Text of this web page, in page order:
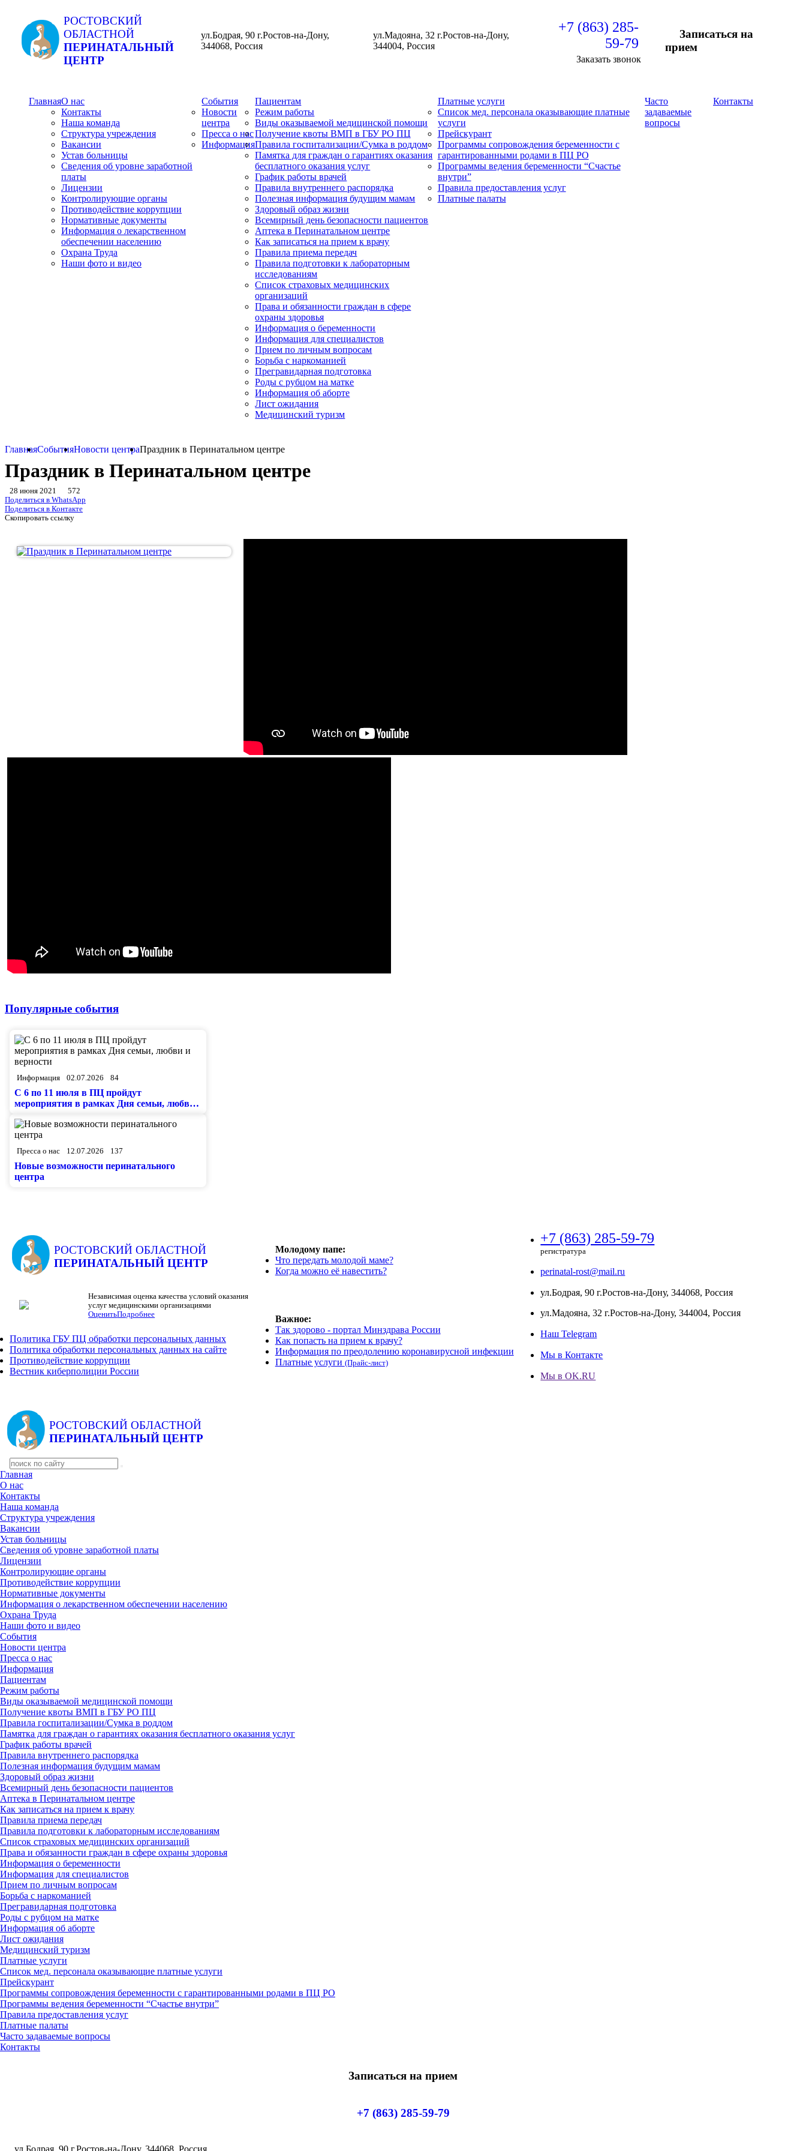
РОСТОВСКИЙ
ОБЛАСТНОЙ
ПЕРИНАТАЛЬНЫЙ
ЦЕНТР
ул.Бодрая, 90 г.Ростов-на-Дону,
344068, Россия
ул.Мадояна, 32 г.Ростов-на-Дону,
344004, Россия
+7 (863) 285-
59-79
Заказать звонок
Записаться на
прием
ГлавнаяО нас
Контакты
Наша команда
Структура учреждения
Вакансии
Устав больницы
Сведения об уровне заработной
платы
Лицензии
Контролирующие органы
Противодействие коррупции
Нормативные документы
Информация о лекарственном
обеспечении населению
Охрана Труда
Наши фото и видео
События
Новости
центра
Пресса о нас
Информация
Пациентам
Режим работы
Виды оказываемой медицинской помощи
Получение квоты ВМП в ГБУ РО ПЦ
Правила госпитализации/Сумка в роддом
Памятка для граждан о гарантиях оказания
бесплатного оказания услуг
График работы врачей
Правила внутреннего распорядка
Полезная информация будущим мамам
Здоровый образ жизни
Всемирный день безопасности пациентов
Аптека в Перинатальном центре
Как записаться на прием к врачу
Правила приема передач
Правила подготовки к лабораторным
исследованиям
Список страховых медицинских
организаций
Права и обязанности граждан в сфере
охраны здоровья
Информация о беременности
Информация для специалистов
Прием по личным вопросам
Борьба с наркоманией
Прегравидарная подготовка
Роды с рубцом на матке
Информация об аборте
Лист ожидания
Медицинский туризм
Платные услуги
Список мед. персонала оказывающие платные
услуги
Прейскурант
Программы сопровождения беременности с
гарантированными родами в ПЦ РО
Программы ведения беременности “Счастье
внутри”
Правила предоставления услуг
Платные палаты
Часто
задаваемые
вопросы
Контакты
ГлавнаяСобытияНовости центраПраздник в Перинатальном центре
Праздник в Перинатальном центре
28 июня 2021
572
Поделиться в WhatsApp
Поделиться в Контакте
Скопировать ссылку
Популярные события
Информация 02.07.2026 84
С 6 по 11 июля в ПЦ пройдут
мероприятия в рамках Дня семьи, любви
Пресса о нас 12.07.2026 137
Новые возможности перинатального
центра
РОСТОВСКИЙ ОБЛАСТНОЙ
ПЕРИНАТАЛЬНЫЙ ЦЕНТР
Независимая оценка качества условий оказания
услуг медицинскими организациями
ОценитьПодробнее
Политика ГБУ ПЦ обработки персональных данных
Политика обработки персональных данных на сайте
Противодействие коррупции
Вестник киберполиции России
Молодому папе:
Что передать молодой маме?
Когда можно её навестить?
Важное:
Так здорово - портал Минздрава России
Как попасть на прием к врачу?
Информация по преодолению коронавирусной инфекции
Платные услуги (Прайс-лист)
+7 (863) 285-59-79
регистратура
perinatal-rost@mail.ru
ул.Бодрая, 90 г.Ростов-на-Дону, 344068, Россия
ул.Мадояна, 32 г.Ростов-на-Дону, 344004, Россия
Наш Telegram
Мы в Контакте
Мы в OK.RU
РОСТОВСКИЙ ОБЛАСТНОЙ
ПЕРИНАТАЛЬНЫЙ ЦЕНТР
Главная
О нас
Контакты
Наша команда
Структура учреждения
Вакансии
Устав больницы
Сведения об уровне заработной платы
Лицензии
Контролирующие органы
Противодействие коррупции
Нормативные документы
Информация о лекарственном обеспечении населению
Охрана Труда
Наши фото и видео
События
Новости центра
Пресса о нас
Информация
Пациентам
Режим работы
Виды оказываемой медицинской помощи
Получение квоты ВМП в ГБУ РО ПЦ
Правила госпитализации/Сумка в роддом
Памятка для граждан о гарантиях оказания бесплатного оказания услуг
График работы врачей
Правила внутреннего распорядка
Полезная информация будущим мамам
Здоровый образ жизни
Всемирный день безопасности пациентов
Аптека в Перинатальном центре
Как записаться на прием к врачу
Правила приема передач
Правила подготовки к лабораторным исследованиям
Список страховых медицинских организаций
Права и обязанности граждан в сфере охраны здоровья
Информация о беременности
Информация для специалистов
Прием по личным вопросам
Борьба с наркоманией
Прегравидарная подготовка
Роды с рубцом на матке
Информация об аборте
Лист ожидания
Медицинский туризм
Платные услуги
Список мед. персонала оказывающие платные услуги
Прейскурант
Программы сопровождения беременности с гарантированными родами в ПЦ РО
Программы ведения беременности “Счастье внутри”
Правила предоставления услуг
Платные палаты
Часто задаваемые вопросы
Контакты
Записаться на прием
+7 (863) 285-59-79
ул.Бодрая, 90 г.Ростов-на-Дону, 344068, Россия